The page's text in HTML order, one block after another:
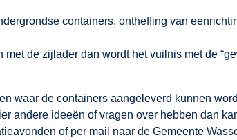
containers, ontheffing van
de zijlader dan wordt het vuilnis met de
waar de containers aangeleverd kunnen
andere ideeën of vragen over hebben dan
of per mail naar de Gemeente